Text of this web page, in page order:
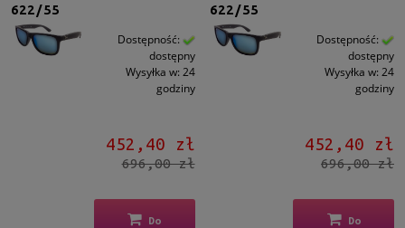
Promocja
tak(25)
622/55
Dostępność:
dostępny
Wysyłka w: 24
godziny
452,40 zł
696,00 zł
Do
622/55
Dostępność:
dostępny
Wysyłka w: 24
godziny
452,40 zł
696,00 zł
Do